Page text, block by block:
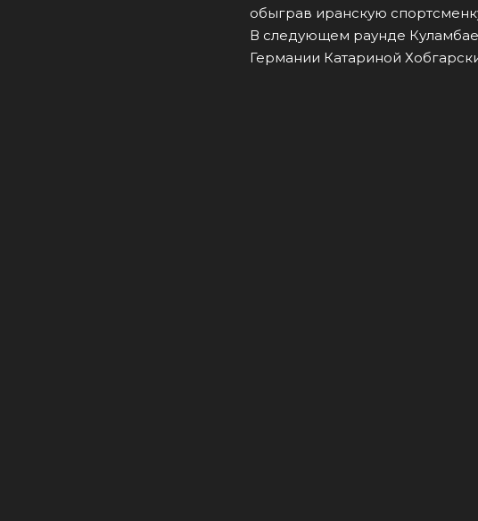
обыграв иранскую
В следующем раунде
Германии Катариной